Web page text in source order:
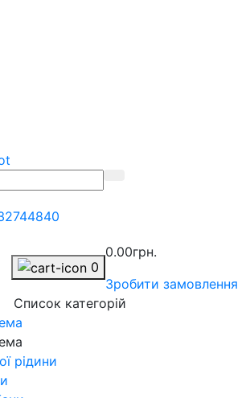
0
0.00грн.
Зробити замовлення
Список категорій
рідини